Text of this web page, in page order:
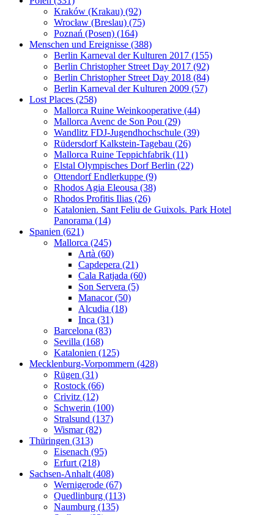
Kraków (Krakau) (92)
Wrocław (Breslau) (75)
Poznań (Posen) (164)
Menschen und Ereignisse (388)
Berlin Karneval der Kulturen 2017 (155)
Berlin Christopher Street Day 2017 (92)
Berlin Christopher Street Day 2018 (84)
Berlin Karneval der Kulturen 2009 (57)
Lost Places (258)
Mallorca Ruine Weinkooperative (44)
Mallorca Avenc de Son Pou (29)
Wandlitz FDJ-Jugendhochschule (39)
Rüdersdorf Kalkstein-Tagebau (26)
Mallorca Ruine Teppichfabrik (11)
Elstal Olympisches Dorf Berlin (22)
Ottendorf Endlerkuppe (9)
Rhodos Agia Eleousa (38)
Rhodos Profitis Ilias (26)
Katalonien. Sant Feliu de Guixols. Park Hotel
Panorama (14)
Spanien (621)
Mallorca (245)
Artà (60)
Capdepera (21)
Cala Ratjada (60)
Son Servera (5)
Manacor (50)
Alcudia (18)
Inca (31)
Barcelona (83)
Sevilla (168)
Katalonien (125)
Mecklenburg-Vorpommern (428)
Rügen (31)
Rostock (66)
Crivitz (12)
Schwerin (100)
Stralsund (137)
Wismar (82)
Thüringen (313)
Eisenach (95)
Erfurt (218)
Sachsen-Anhalt (408)
Wernigerode (67)
Quedlinburg (113)
Naumburg (135)